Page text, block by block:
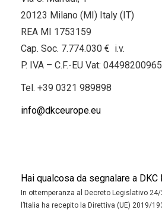
20123 Milano (MI) Italy (IT)
REA MI 1753159
Cap. Soc. 7.774.030 € i.v.
P. IVA – C.F.-EU Vat: 04498200965
Tel. +39 0321 989898
info@dkceurope.eu
Hai qualcosa da segnalare a DKC
In ottemperanza al Decreto Legislativo
l’Italia ha recepito la Direttiva (UE) 2019/